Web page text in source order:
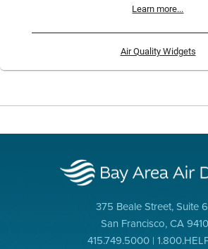
Learn more...
Air Quality Widgets
375 Beale Street, Suite
San Francisco, CA
415.749.5000 |